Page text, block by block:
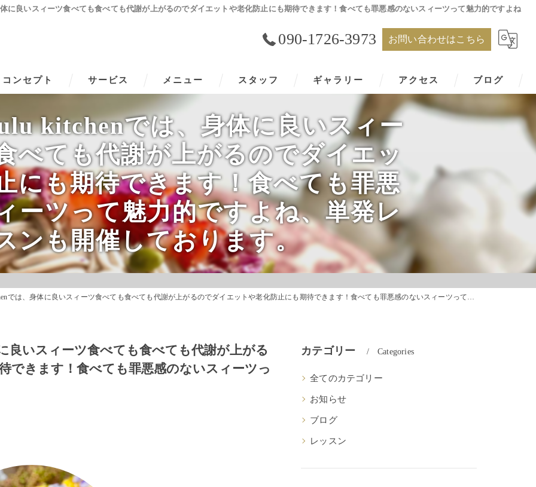
に良いスィーツ食べても食べても代謝が上がるのでダイエットや老化防止にも期待できます！食べても罪悪感のないスィーツって魅力的ですよね
090-1726-3973 お問い合わせはこちら
コンセプト サービス メニュー スタッフ ギャラリー アクセス ブログ
kitchenでは、身体に良いスィー
べても代謝が上がるのでダイエッ
にも期待できます！食べても罪悪
ーツって魅力的ですよね、単発レ
ンも開催しております。
では、身体に良いスィーツ食べても食べても代謝が上がるのでダイエットや老化防止にも期待できます！食べても罪悪感のないスィーツって魅力的ですよね
良いスィーツ食べても食べても代謝が上がる
できます！食べても罪悪感のないスィーツっ
カテゴリー Categories
全てのカテゴリー
お知らせ
ブログ
レッスン